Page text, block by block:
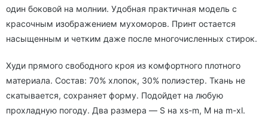
один боковой на молнии. Удобная практичная модель с
красочным изображением мухоморов. Принт остается
насыщенным и четким даже после многочисленных стирок.
Худи прямого свободного кроя из комфортного плотного
материала. Состав: 70% хлопок, 30% полиэстер. Ткань не
скатывается, сохраняет форму. Подойдет на любую
прохладную погоду. Два размера — S на xs-m, M на m-xl.